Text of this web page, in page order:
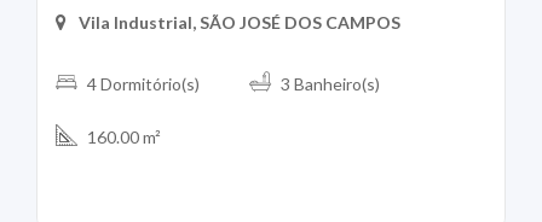
Vila Industrial, SÃO JOSÉ DOS CAMPOS
4 Dormitório(s) 3 Banheiro(s)
160.00 m²